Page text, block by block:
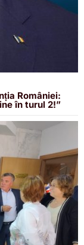
României:
în turul 2!”